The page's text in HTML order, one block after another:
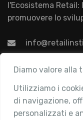
Diamo valore alla
Utilizziamo i
di navigazione,
personalizzati e
l'Ecosistema
promuovere lo
Associazione
Chi siamo
Attività
Contatti